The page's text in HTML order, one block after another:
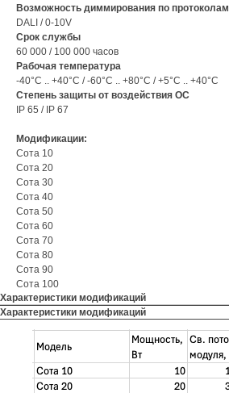
Возможность диммирования по протоколам
DALI / 0-10V
Срок службы
60 000 / 100 000 часов
Рабочая температура
-40°С .. +40°C / -60°С .. +80°C / +5°С .. +40°C
Степень защиты от воздействия ОС
IP 65 / IP 67
Модификации:
Сота 10
Сота 20
Сота 30
Сота 40
Сота 50
Сота 60
Сота 70
Сота 80
Сота 90
Сота 100
Характеристики модификаций
Характеристики модификаций